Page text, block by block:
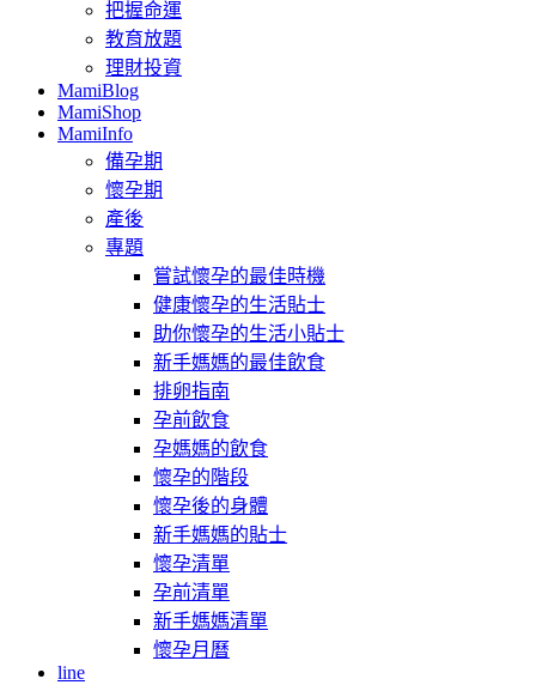
把握命運
教育放題
理財投資
MamiBlog
MamiShop
MamiInfo
備孕期
懷孕期
產後
專題
嘗試懷孕的最佳時機
健康懷孕的生活貼士
助你懷孕的生活小貼士
新手媽媽的最佳飲食
排卵指南
孕前飲食
孕媽媽的飲食
懷孕的階段
懷孕後的身體
新手媽媽的貼士
懷孕清單
孕前清單
新手媽媽清單
懷孕月曆
line